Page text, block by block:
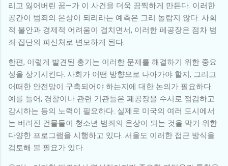
리고 잃어버린 꿈—가 이 사건을 더욱 끔찍하게 만든다. 이러한
공간이 범죄의 온상이 되리라는 예측은 그리 놀랍지 않다. 사회
적 불안과 경제적 어려움이 겹치면서, 이러한 폐공장은 점차 범
죄 집단의 피신처로 변모하게 된다.
한편, 이렇게 발견된 총기는 이러한 문제를 해결하기 위한 중요
성을 상기시킨다. 사회가 어떤 방향으로 나아가야 할지, 그리고
어떠한 안전망이 구축되어야 하는지에 대한 논의가 필요하다.
예를 들어, 경찰이나 관련 기관들은 폐공장을 수시로 점검하고
감시하는 등의 노력이 필요하다. 실제로 미국의 여러 도시에서
는 버려진 건물들이 청소년 범죄의 온상이 되는 것을 막기 위한
다양한 프로그램을 시행하고 있다. 서울도 이러한 접근 방식을
검토해 볼 필요가 있다.